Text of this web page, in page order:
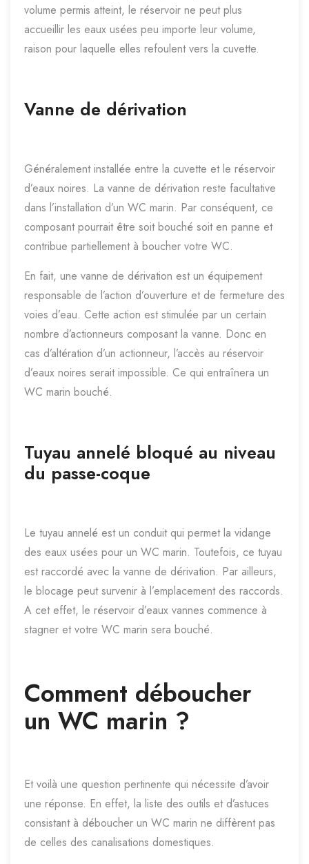
volume permis atteint, le réservoir ne peut plus
accueillir les eaux usées peu importe leur volume,
raison pour laquelle elles refoulent vers la cuvette.
Vanne de dérivation
Généralement installée entre la cuvette et le réservoir
d’eaux noires. La vanne de dérivation reste facultative
dans l’installation d’un WC marin. Par conséquent, ce
composant pourrait être soit bouché soit en panne et
contribue partiellement à boucher votre WC.
En fait, une vanne de dérivation est un équipement
responsable de l’action d’ouverture et de fermeture des
voies d’eau. Cette action est stimulée par un certain
nombre d’actionneurs composant la vanne. Donc en
cas d’altération d’un actionneur, l’accès au réservoir
d’eaux noires serait impossible. Ce qui entraînera un
WC marin bouché.
Tuyau annelé bloqué au niveau
du passe-coque
Le tuyau annelé est un conduit qui permet la vidange
des eaux usées pour un WC marin. Toutefois, ce tuyau
est raccordé avec la vanne de dérivation. Par ailleurs,
le blocage peut survenir à l’emplacement des raccords.
A cet effet, le réservoir d’eaux vannes commence à
stagner et votre WC marin sera bouché.
Comment déboucher
un WC marin ?
Et voilà une question pertinente qui nécessite d’avoir
une réponse. En effet, la liste des outils et d’astuces
consistant à déboucher un WC marin ne diffèrent pas
de celles des canalisations domestiques.